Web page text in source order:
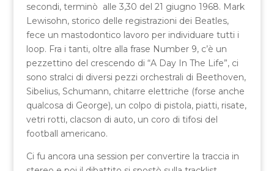
secondi, terminò alle 3,30 del 21 giugno 1968. Mark
Lewisohn, storico delle registrazioni dei Beatles,
fece un mastodontico lavoro per individuare tutti i
loop. Fra i tanti, oltre alla frase Number 9, c’è un
pezzettino del crescendo di “A Day In The Life”, ci
sono stralci di diversi pezzi orchestrali di Beethoven,
Sibelius, Schumann, chitarre elettriche (forse anche
qualcosa di George), un colpo di pistola, piatti, risate,
vetri rotti, clacson di auto, un coro di tifosi del
football americano.
Ci fu ancora una session per convertire la traccia in